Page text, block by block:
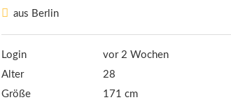
aus Berlin
Login
vor 2 Wochen
Alter
28
Größe
171 cm